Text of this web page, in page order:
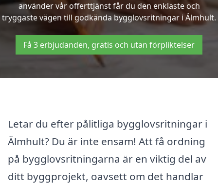
använder vår offerttjänst får du den enklaste och
tryggaste vägen till godkända bygglovsritningar i Älmhult.
Få 3 erbjudanden, gratis och utan förpliktelser
Letar du efter pålitliga bygglovsritningar i
Älmhult? Du är inte ensam! Att få ordning
på bygglovsritningarna är en viktig del av
ditt byggprojekt, oavsett om det handlar